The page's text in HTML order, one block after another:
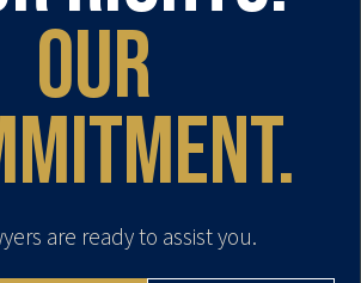
our
are ready to assist you.